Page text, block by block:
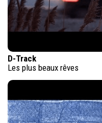
D-Track
Les plus beaux rêves